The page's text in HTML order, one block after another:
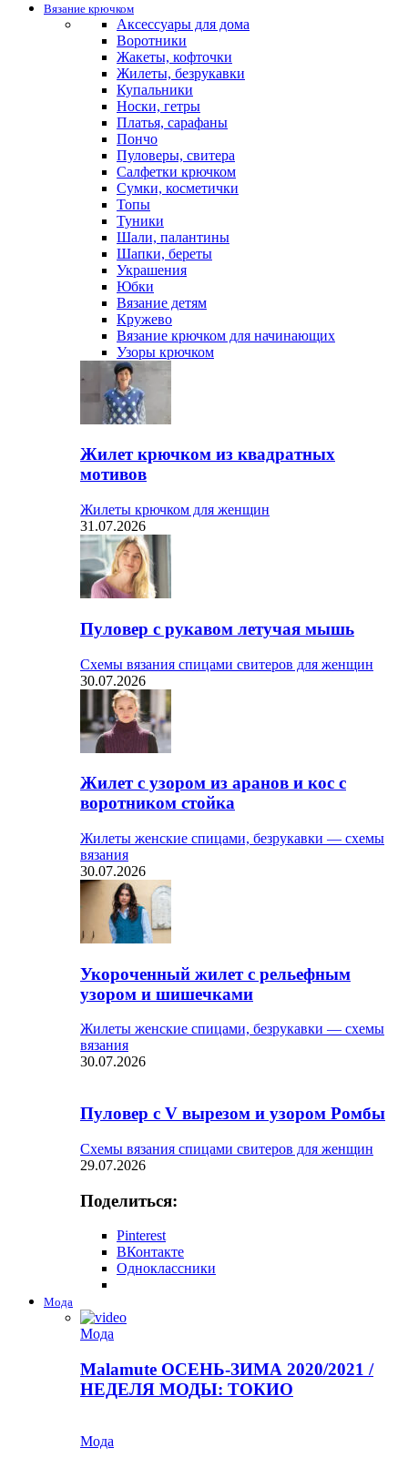
Вязание крючком
Аксессуары для дома
Воротники
Жакеты, кофточки
Жилеты, безрукавки
Купальники
Носки, гетры
Платья, сарафаны
Пончо
Пуловеры, свитера
Салфетки крючком
Сумки, косметички
Топы
Туники
Шали, палантины
Шапки, береты
Украшения
Юбки
Вязание детям
Кружево
Вязание крючком для начинающих
Узоры крючком
Жилет крючком из квадратных
мотивов
Жилеты крючком для женщин
31.07.2026
Пуловер с рукавом летучая мышь
Схемы вязания спицами свитеров для женщин
30.07.2026
Жилет с узором из аранов и кос с
воротником стойка
Жилеты женские спицами, безрукавки — схемы
вязания
30.07.2026
Укороченный жилет с рельефным
узором и шишечками
Жилеты женские спицами, безрукавки — схемы
вязания
30.07.2026
Пуловер с V вырезом и узором Ромбы
Схемы вязания спицами свитеров для женщин
29.07.2026
Поделиться:
Pinterest
ВКонтакте
Одноклассники
Мода
Мода
Malamute ОСЕНЬ-ЗИМА 2020/2021 /
НЕДЕЛЯ МОДЫ: ТОКИО
Мода